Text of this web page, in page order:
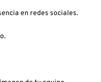
en redes sociales.